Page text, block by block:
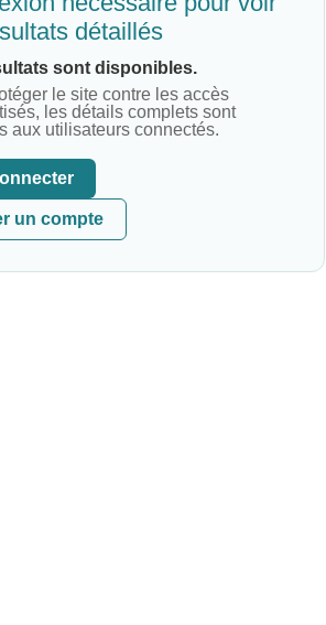
détaillés
sont disponibles.
le site contre les accès
les détails complets sont
aux utilisateurs connectés.
un compte